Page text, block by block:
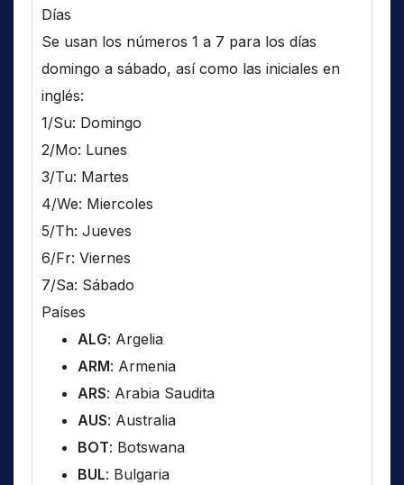
Días
Se usan los números 1 a 7 para los días
domingo a sábado, así como las iniciales en
inglés:
1/Su: Domingo
2/Mo: Lunes
3/Tu: Martes
4/We: Miercoles
5/Th: Jueves
6/Fr: Viernes
7/Sa: Sábado
Países
ALG: Argelia
ARM: Armenia
ARS: Arabia Saudita
AUS: Australia
BOT: Botswana
BUL: Bulgaria